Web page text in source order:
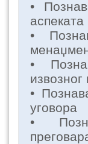
•
•
•
извозног
•
уговора
•